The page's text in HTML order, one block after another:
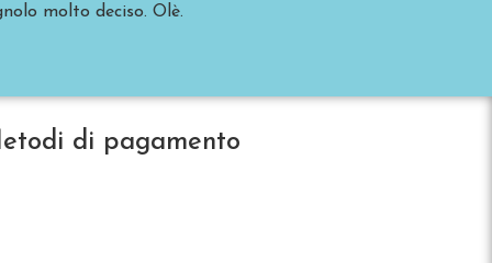
molto deciso. Olè.
di pagamento